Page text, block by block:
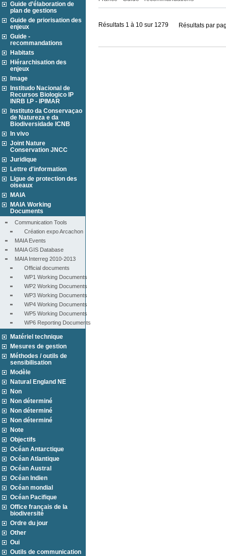
Guide d’élaboration de
plan de gestions
Guide de priorisation des
enjeux
Guide -
recommandations
Habitats
Hiérarchisation des
enjeux
Image
Institudo Nacional de
Recursos Biologico IP
INRB I.P - IPIMAR
Instituto da Conservaçao
de Natureza e da
Biodiversidade ICNB
In vivo
Joint Nature
Conservation JNCC
Juridique
Lettre d'information
Ligue de protection des
oiseaux
MAIA
MAIA Working
Documents
Communication Tools
Création expo Arcachon
MAIA Events
MAIA GIS Database
MAIA Interreg 2010-2013
Official documents
WP1 Working Documents
WP2 Working Documents
WP3 Working Documents
WP4 Working Documents
WP5 Working Documents
WP6 Reporting Documents
Matériel technique
Mesures de gestion
Méthodes / outils de
sensibilisation
Modèle
Natural England NE
Non
Non déterminé
Non déterminé
Non déterminé
Note
Objectifs
Océan Antarctique
Océan Atlantique
Océan Austral
Océan Indien
Océan mondial
Océan Pacifique
Office français de la
biodiversité
Ordre du jour
Other
Oui
Outils de communication
Résultats 1 à 10 sur 1279 Résultats par